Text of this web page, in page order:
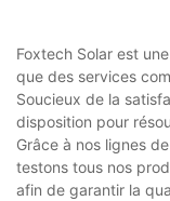
Foxtech Solar est
que des services
Soucieux de la
disposition pour
Grâce à nos lignes
testons tous nos
afin de garantir la